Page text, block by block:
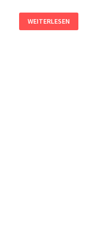
ALS
APP
WEITERLESEN